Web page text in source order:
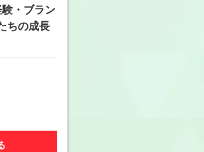
・ブラン
ちの成長